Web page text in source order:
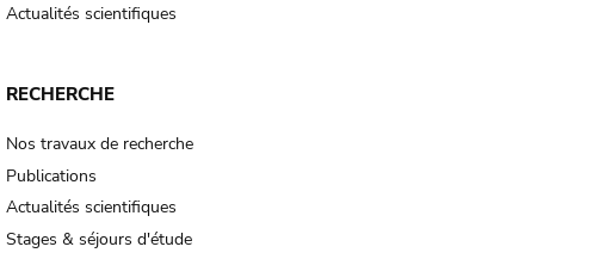
Actualités scientifiques
RECHERCHE
Nos travaux de recherche
Publications
Actualités scientifiques
Stages & séjours d'étude